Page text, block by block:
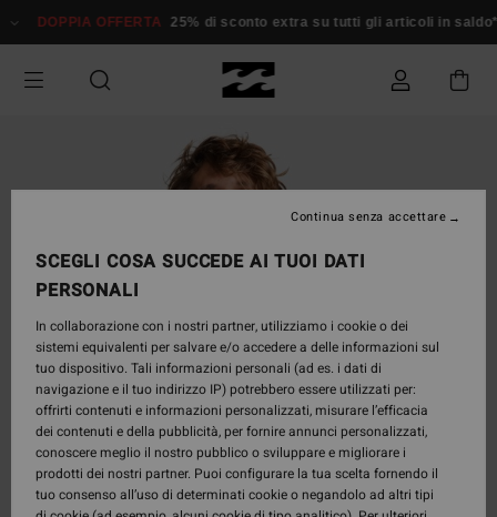
alle
prodotto
DOPPIA OFFERTA 25% di sconto extra su tutti gli articoli in saldo*
SCEGLI COSA SUCCEDE AI TUOI DATI
PERSONALI
In collaborazione con i nostri partner, utilizziamo i cookie o dei
sistemi equivalenti per salvare e/o accedere a delle informazioni sul
tuo dispositivo. Tali informazioni personali (ad es. i dati di
navigazione e il tuo indirizzo IP) potrebbero essere utilizzati per:
offrirti contenuti e informazioni personalizzati, misurare l’efficacia
dei contenuti e della pubblicità, per fornire annunci personalizzati,
conoscere meglio il nostro pubblico o sviluppare e migliorare i
prodotti dei nostri partner. Puoi configurare la tua scelta fornendo il
tuo consenso all’uso di determinati cookie o negandolo ad altri tipi
Continua senza accettare